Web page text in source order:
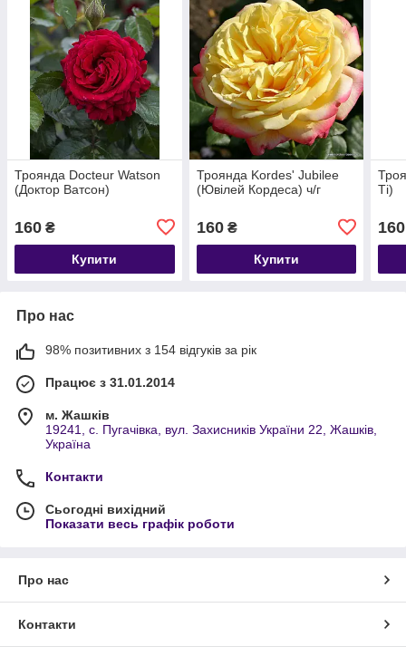
Троянда Docteur Watson
(Доктор Ватсон)
160 ₴
Купити
Троянда Kordes' Jubilee
(Ювілей Кордеса) ч/г
160₴
Купити
Ті)
160
Про нас
98% позитивних з 154 відгуків за рік
Працює з 31.01.2014
м. Жашків
19241, с. Пугачівка, вул. Захисників України 22, Жашків,
Україна
Контакти
Сьогодні вихідний
Показати весь графік роботи
Про нас
Контакти